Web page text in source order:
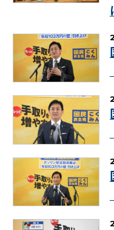
特定商取引法に基づ